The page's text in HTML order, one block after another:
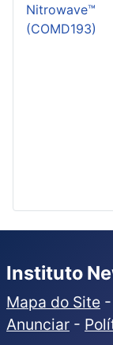
Nitrowave™
(COMD193)
Instituto
Mapa do Site -
Anunciar -